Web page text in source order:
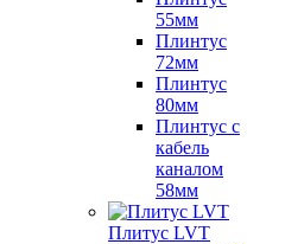
55мм
Плинтус
72мм
Плинтус
80мм
Плинтус с
кабель
каналом
58мм
Плитус LVT